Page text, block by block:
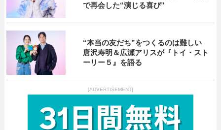
で再会した“演じる喜び”
“本当の友だち”をつくるのは難しい
唐沢寿明＆広瀬アリスが『トイ・スト
ーリー５』を語る
[ADVERTISEMENT]